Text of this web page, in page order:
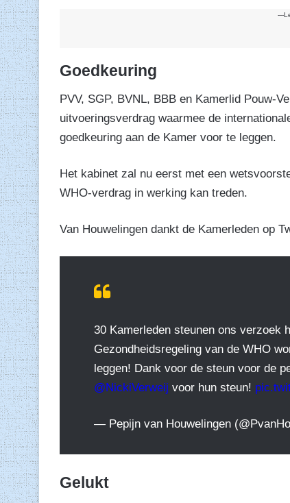
---
Goedkeuring
PVV, SGP, BVNL, BBB en Kamerlid Pouw-
uitvoeringsverdrag waarmee de
goedkeuring aan de Kamer voor te leggen.
Het kabinet zal nu eerst met een
WHO-verdrag in werking kan treden.
Van Houwelingen dankt de Kamerleden op
30 Kamerleden steunen ons verzoek
Gezondheidsregeling van de WHO
leggen! Dank voor de steun voor de
@NickiVerweij voor hun steun!
— Pepijn van Houwelingen
Gelukt